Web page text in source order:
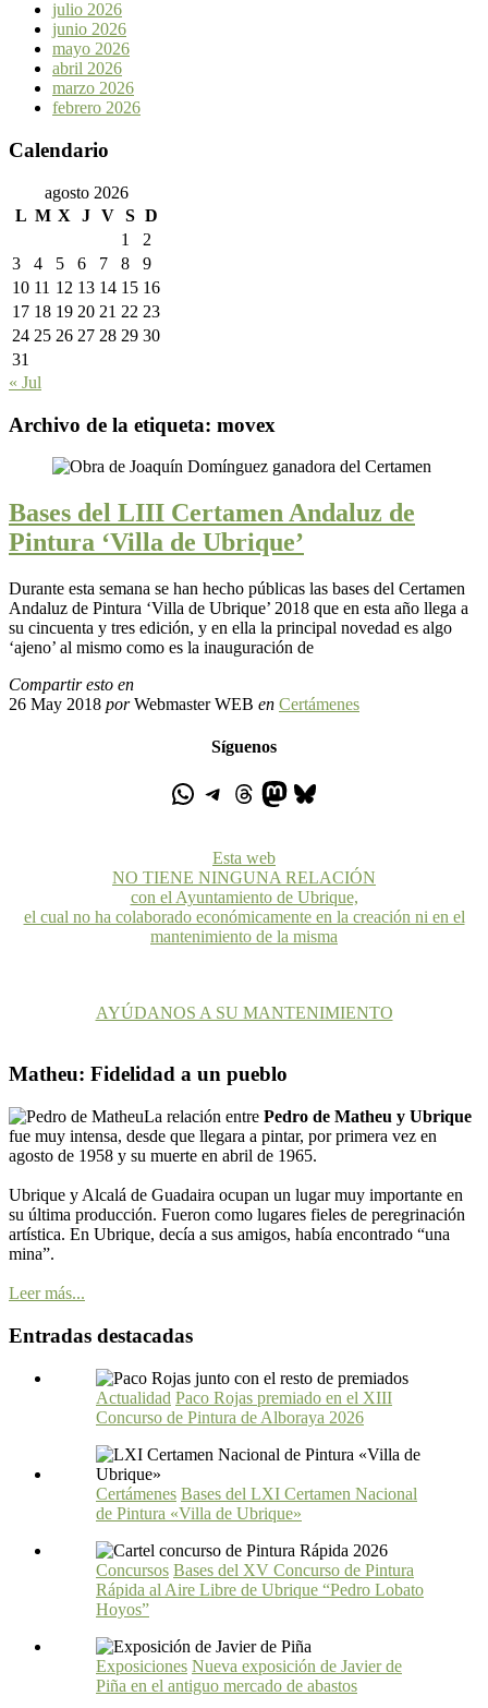
julio 2026
junio 2026
mayo 2026
abril 2026
marzo 2026
febrero 2026
Calendario
agosto 2026
L M X J V S D
1
2
3
4 5 6 7 8
9
10 11 12 13 14 15 16
17 18 19 20 21 22 23
24 25 26 27 28 29 30
31
« Jul
Archivo de la etiqueta: movex
Bases del LIII Certamen Andaluz de
Pintura ‘Villa de Ubrique’
Durante esta semana se han hecho públicas las bases del Certamen
Andaluz de Pintura ‘Villa de Ubrique’ 2018 que en esta año llega a
su cincuenta y tres edición, y en ella la principal novedad es algo
‘ajeno’ al mismo como es la inauguración de
Compartir esto en
26 May 2018 porWebmaster WEB en Certámenes
Síguenos
Esta web
NO TIENE NINGUNA RELACIÓN
con el Ayuntamiento de Ubrique,
el cual no ha colaborado económicamente en la creación ni en el
mantenimiento de la misma
AYÚDANOS A SU MANTENIMIENTO
Matheu: Fidelidad a un pueblo
La relación entre Pedro de Matheu y Ubrique
fue muy intensa, desde que llegara a pintar, por primera vez en
agosto de 1958 y su muerte en abril de 1965.
Ubrique y Alcalá de Guadaira ocupan un lugar muy importante en
su última producción. Fueron como lugares fieles de peregrinación
artística. En Ubrique, decía a sus amigos, había encontrado “una
mina”.
Leer más...
Entradas destacadas
Actualidad Paco Rojas premiado en el XIII
Concurso de Pintura de Alboraya 2026
Certámenes Bases del LXI Certamen Nacional
de Pintura «Villa de Ubrique»
Concursos Bases del XV Concurso de Pintura
Rápida al Aire Libre de Ubrique “Pedro Lobato
Hoyos”
Exposiciones Nueva exposición de Javier de
Piña en el antiguo mercado de abastos